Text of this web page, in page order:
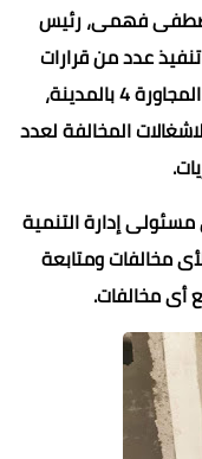
فهمى، رئيس
عدد من قرارات
السحب للمحال المخالفة بالحى الـ13، المجاورة 4 بالمدينة،
المخالفة لعدد
إدارة التنمية
مخالفات ومتابعة
أى مخالفات.